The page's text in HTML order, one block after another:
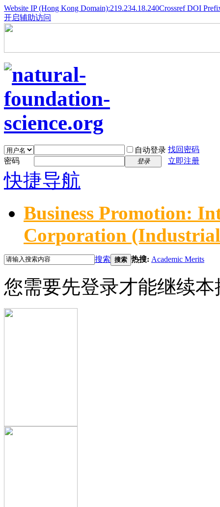
Website IP (Hong Kong Domain):219.234.18.240Crossref DOI
开启辅助访问
自动登录 找回密码
密码
登录 立即注册
快捷导航
Business Promotion:
Corporation
搜索 搜索 热搜: Academic Merits
您需要先登录才能继续本